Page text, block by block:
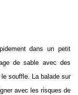
dans un petit
de sable avec des
souffle. La balade sur
avec les risques de